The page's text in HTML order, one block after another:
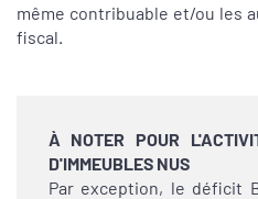
même contribuable et/ou les
fiscal.
À NOTER POUR
D'IMMEUBLES NUS
Par exception, le déficit